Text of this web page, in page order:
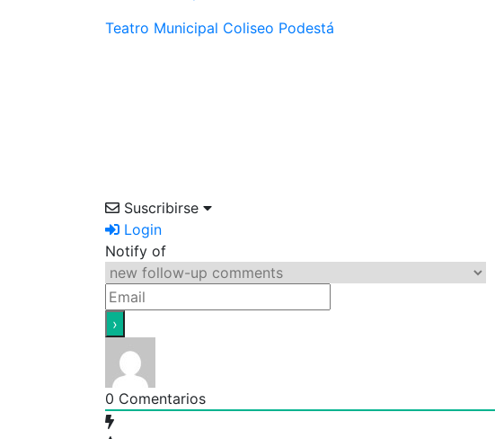
Teatro Municipal Coliseo Podestá
Suscribirse
Login
Notify of
0 Comentarios